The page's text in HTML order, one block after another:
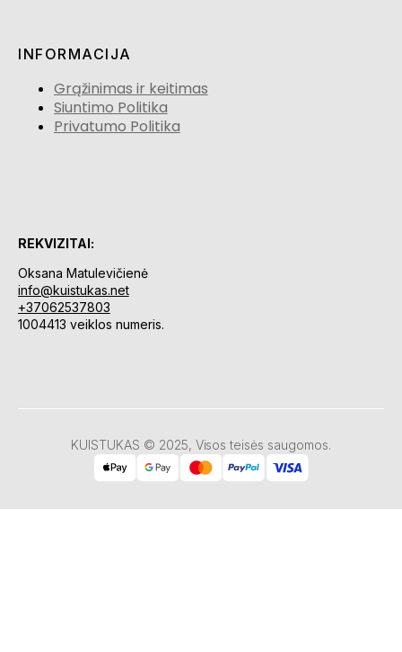
INFORMACIJA
Grąžinimas ir keitimas
Siuntimo Politika
Privatumo Politika
REKVIZITAI:
Oksana Matulevičienė
info@kuistukas.net
+37062537803
1004413 veiklos numeris.
KUISTUKAS © 2025, Visos teisės saugomos.